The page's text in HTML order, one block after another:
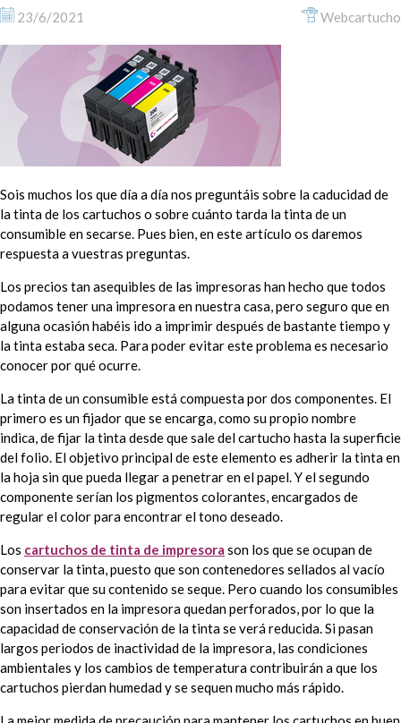
23/6/2021 Webcartucho
Sois muchos los que día a día nos preguntáis sobre la caducidad de
la tinta de los cartuchos o sobre cuánto tarda la tinta de un
consumible en secarse. Pues bien, en este artículo os daremos
respuesta a vuestras preguntas.
Los precios tan asequibles de las impresoras han hecho que todos
podamos tener una impresora en nuestra casa, pero seguro que en
alguna ocasión habéis ido a imprimir después de bastante tiempo y
la tinta estaba seca. Para poder evitar este problema es necesario
conocer por qué ocurre.
La tinta de un consumible está compuesta por dos componentes. El
primero es un fijador que se encarga, como su propio nombre
indica, de fijar la tinta desde que sale del cartucho hasta la superficie
del folio. El objetivo principal de este elemento es adherir la tinta en
la hoja sin que pueda llegar a penetrar en el papel. Y el segundo
componente serían los pigmentos colorantes, encargados de
regular el color para encontrar el tono deseado.
Los cartuchos de tinta de impresora son los que se ocupan de
conservar la tinta, puesto que son contenedores sellados al vacío
para evitar que su contenido se seque. Pero cuando los consumibles
son insertados en la impresora quedan perforados, por lo que la
capacidad de conservación de la tinta se verá reducida. Si pasan
largos periodos de inactividad de la impresora, las condiciones
ambientales y los cambios de temperatura contribuirán a que los
cartuchos pierdan humedad y se sequen mucho más rápido.